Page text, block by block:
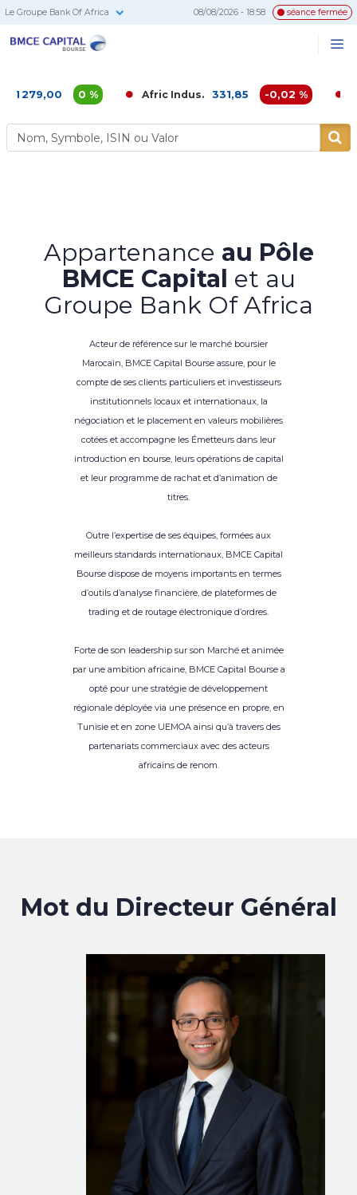
Le Groupe Bank Of Africa 08/08/2026 - 18:58 séance fermée
0 % Afric Indus. 331,85 -0,02 % Afriquia
Appartenance au Pôle
BMCE Capital et au
Groupe Bank Of Africa
Acteur de référence sur le marché boursier
Marocain, BMCE Capital Bourse assure, pour le
compte de ses clients particuliers et investisseurs
institutionnels locaux et internationaux, la
négociation et le placement en valeurs mobilières
cotées et accompagne les Émetteurs dans leur
introduction en bourse, leurs opérations de capital
et leur programme de rachat et d’animation de
titres.
Outre l’expertise de ses équipes, formées aux
meilleurs standards internationaux, BMCE Capital
Bourse dispose de moyens importants en termes
d’outils d’analyse financière, de plateformes de
trading et de routage électronique d’ordres.
Forte de son leadership sur son Marché et animée
par une ambition africaine, BMCE Capital Bourse a
opté pour une stratégie de développement
régionale déployée via une présence en propre, en
Tunisie et en zone UEMOA ainsi qu’à travers des
partenariats commerciaux avec des acteurs
africains de renom.
Mot du Directeur Général